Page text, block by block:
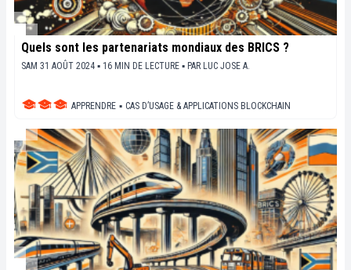
Quels sont les partenariats mondiaux des BRICS ?
SAM 31 AOÛT 2024 ▪ 16 MIN DE LECTURE ▪ PAR LUC JOSE A.
APPRENDRE ▪ CAS D’USAGE & APPLICATIONS BLOCKCHAIN